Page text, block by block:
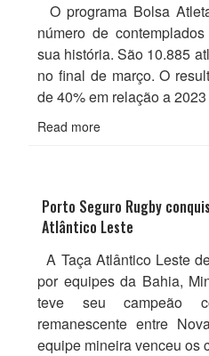
O programa Bolsa
número de
sua história. São 10.885
no final de março. O
de 40% em relação a
Read more
Porto Seguro Rugby
Atlântico Leste
A Taça Atlântico Leste
por equipes da Bahia,
teve seu campeão
remanescente entre
equipe mineira venceu os